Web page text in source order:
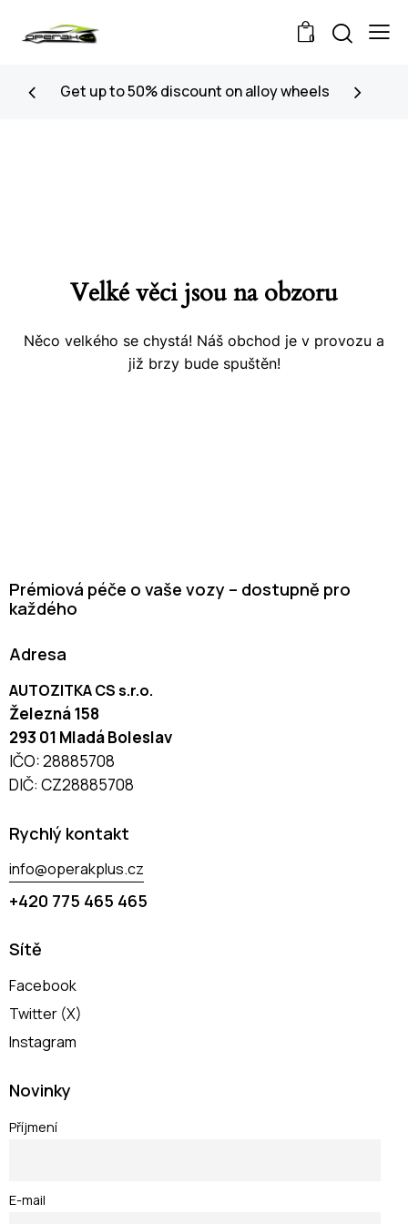
0
Get up to 50% discount on alloy wheels
Velké věci jsou na obzoru
Něco velkého se chystá! Náš obchod je v provozu a
již brzy bude spuštěn!
Prémiová péče o vaše vozy – dostupně pro
každého
Adresa
AUTOZITKA CS s.r.o.
Železná 158
293 01 Mladá Boleslav
IČO: 28885708
DIČ: CZ28885708
Rychlý kontakt
info@operakplus.cz
+420 775 465 465
Sítě
Facebook
Twitter (X)
Instagram
Novinky
Příjmení
E-mail